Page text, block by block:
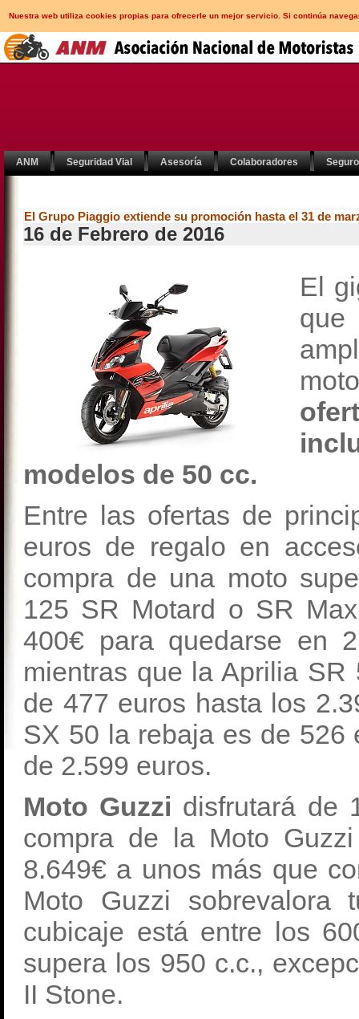
Nuestra web utiliza cookies propias para ofrecerle un mejor servicio. Si continúa
ANM Seguridad Vial Asesoría Colaboradores
El Grupo Piaggio extiende su promoción hasta el 31 de
16 de Febrero de 2016
El
modelos de 50 cc.
Entre las ofertas de
euros de regalo en
compra de una moto
125 SR Motard o SR
400€ para quedarse en
mientras que la Aprilia
de 477 euros hasta los
SX 50 la rebaja es de 526
de 2.599 euros.
Moto Guzzi disfrutará de
compra de la Moto
8.649€ a unos más que
Moto Guzzi
cubicaje está entre los
supera los 950 c.c.,
II Stone.